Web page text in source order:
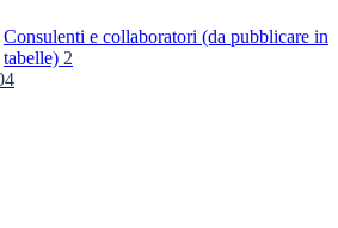
Consulenti e collaboratori (da pubblicare in
tabelle) 2